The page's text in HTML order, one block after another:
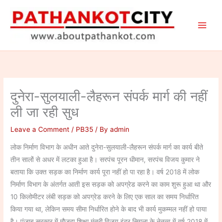
content
दुनेरा-सुलयाली-लैहरून संपर्क मार्ग की नहीं
ली जा रही सुध
Leave a Comment / PB35 / Byadmin
लोक निर्माण विभाग के अधीन आते दुनेरा-सुलयाली-लैहरून संपर्क मार्ग का कार्य बीते
तीन सालों से अधर में लटका हुआ है। सरपंच पूरन धीमान, सरपंच विजय कुमार ने
बताया कि उक्त सड़क का निर्माण कार्य पूरा नहीं हो पा रहा है। वर्ष 2018 में लोक
निर्माण विभाग के अंतर्गत आती इस सड़क को अपग्रेड करने का काम शुरू हुआ था और
10 किलोमीटर लंबी सड़क को अपग्रेड करने के लिए एक साल का समय निर्धारित
किया गया था, लेकिन समय सीमा निर्धारित होने के बाद भी कार्य मुकम्मल नहीं हो पाया